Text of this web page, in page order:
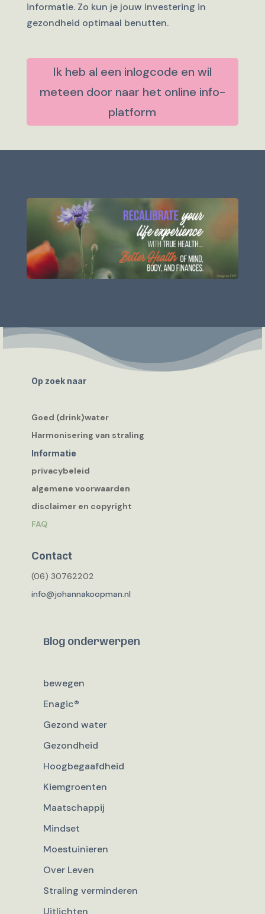
informatie. Zo kun je jouw investering in
gezondheid optimaal benutten.
Ik heb al een inlogcode en wil
meteen door naar het online info-
platform
Op zoek naar
Goed (drink)water
Harmonisering van straling
Informatie
privacybeleid
algemene voorwaarden
disclaimer en copyright
FAQ
Contact
(06) 30762202
info@johannakoopman.nl
Blog onderwerpen
bewegen
Enagic®
Gezond water
Gezondheid
Hoogbegaafdheid
Kiemgroenten
Maatschappij
Mindset
Moestuinieren
Over Leven
Straling verminderen
Uitlichten